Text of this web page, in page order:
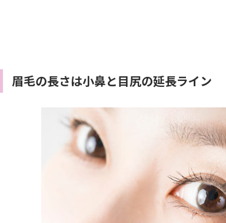
眉毛の長さは小鼻と目尻の延長ライン